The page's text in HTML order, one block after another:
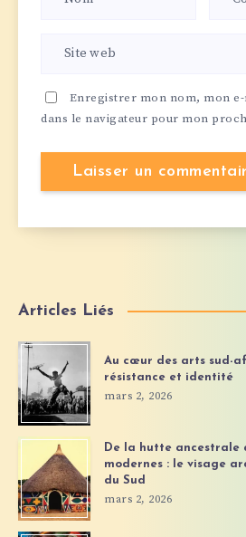
Enregistrer mon nom, mon
dans le navigateur pour mon
Articles Liés
Au cœur des arts sud-
résistance et identité
mars 2, 2026
De la hutte ancestrale
modernes : le visage
du Sud
mars 2, 2026